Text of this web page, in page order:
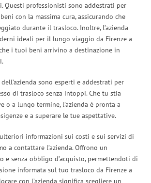
Questi professionisti sono addestrati per
con la massima cura, assicurando che
durante il trasloco. Inoltre, l’azienda
ideali per il lungo viaggio da Firenze a
i tuoi beni arrivino a destinazione in
sono esperti e addestrati per
di trasloco senza intoppi. Che tu stia
o a lungo termine, l’azienda è pronta a
e a superare le tue aspettative.
informazioni sui costi e sui servizi di
a contattare l’azienda. Offrono un
e senza obbligo d’acquisto, permettendoti di
informata sul tuo trasloco da Firenze a
con l’azienda significa scegliere un